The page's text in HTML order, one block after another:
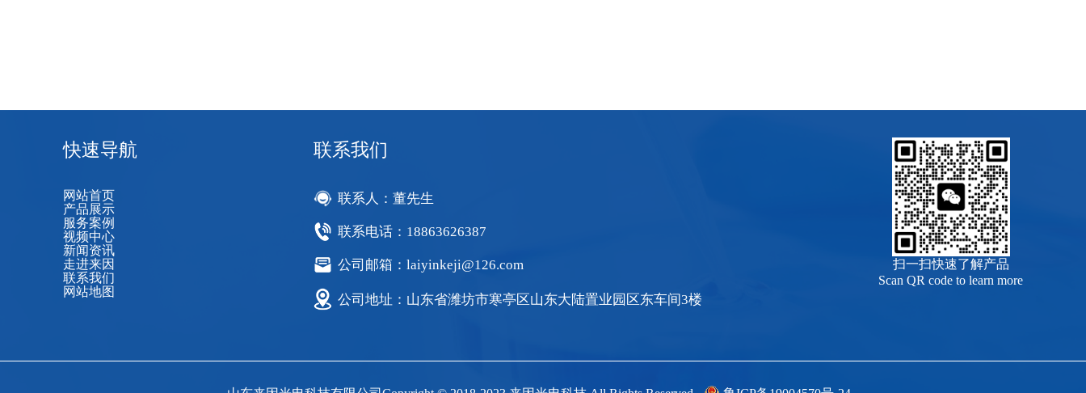
快速导航
网站首页
产品展示
服务案例
视频中心
新闻资讯
走进来因
联系我们
网站地图
联系我们
联系人：董先生
联系电话：18863626387
公司邮箱：laiyinkeji@126.com
公司地址：山东省潍坊市寒亭区山东大陆置业园区东车间3楼
扫一扫快速了解产品
Scan QR code to learn more